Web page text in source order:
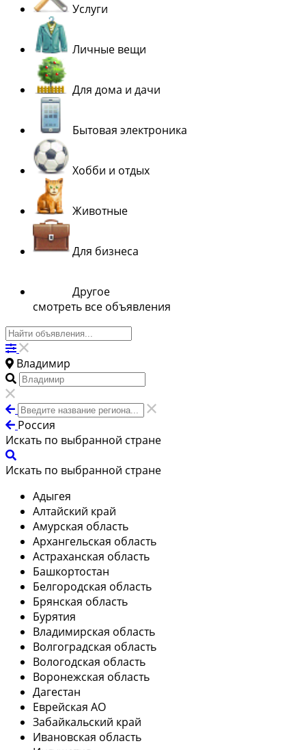
Услуги
Личные вещи
Для дома и дачи
Бытовая электроника
Хобби и отдых
Животные
Для бизнеса
Другое
смотреть все объявления
Владимир
Россия
Искать по выбранной стране
Искать по выбранной стране
Адыгея
Алтайский край
Амурская область
Архангельская область
Астраханская область
Башкортостан
Белгородская область
Брянская область
Бурятия
Владимирская область
Волгоградская область
Вологодская область
Воронежская область
Дагестан
Еврейская АО
Забайкальский край
Ивановская область